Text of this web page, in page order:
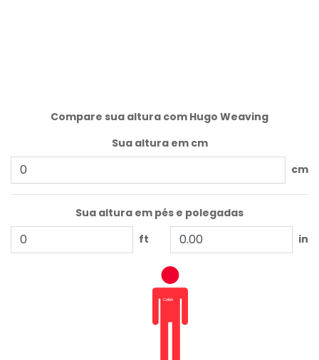
Compare sua altura com Hugo Weaving
Sua altura em cm
cm
Sua altura em pés e polegadas
ft
in